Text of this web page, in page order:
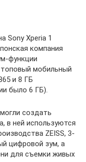
Sony Xperia 1
компания
функции
мобильный
и 8 ГБ
было 6 ГБ).
создать
в ней используются
ZEISS, 3-
цифровой зум, а
для съемки живых